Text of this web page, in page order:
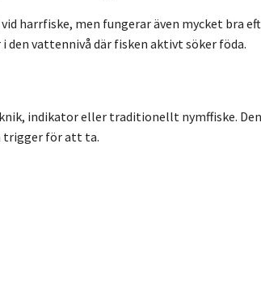
harrfiske, men fungerar även mycket bra
vattennivå där fisken aktivt söker föda.
indikator eller traditionellt nymffiske.
trigger för att ta.